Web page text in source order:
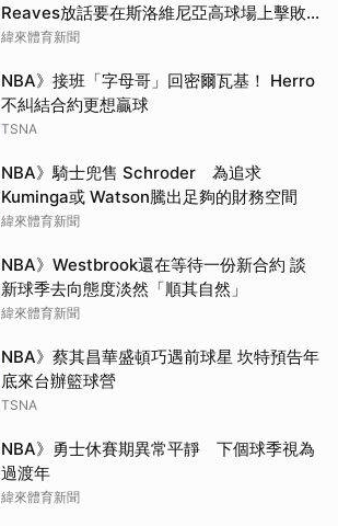
Reaves放話要在斯洛維尼亞高球場上擊敗
Doncic
緯來體育新聞
NBA》接班「字母哥」回密爾瓦基！ Herro
不糾結合約更想贏球
TSNA
NBA》騎士兜售 Schroder 為追求
Kuminga或 Watson騰出足夠的財務空間
緯來體育新聞
NBA》Westbrook還在等待一份新合約 談
新球季去向態度淡然「順其自然」
緯來體育新聞
NBA》蔡其昌華盛頓巧遇前球星 坎特預告年
底來台辦籃球營
TSNA
NBA》勇士休賽期異常平靜 下個球季視為
過渡年
緯來體育新聞